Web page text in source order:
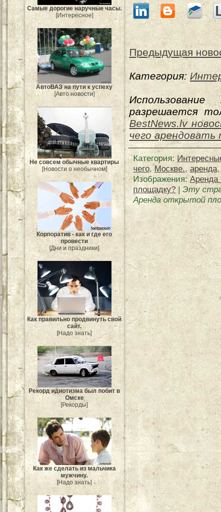
Самые дорогие наручные часы.
[Интересное]
АвтоВАЗ на пути к успеху
[Авто новости]
Не совсем обычные квартиры
[Новости о необычном]
Корпоратив - как и где его
провести
[Дни и праздники]
Как правильно продвинуть свой
сайт.
[Надо знать]
Рекорд идиотизма был побит в
Омске
[Рекорды]
Как же сделать из мальчика
мужчину.
[Надо знать]
Предыдущая
Категория:
разрешается
BestNews.lv
чего
Категория:
чего,Москве.,аренда
Изображения: Аренда
площадку? | Эту
Аренда открытой